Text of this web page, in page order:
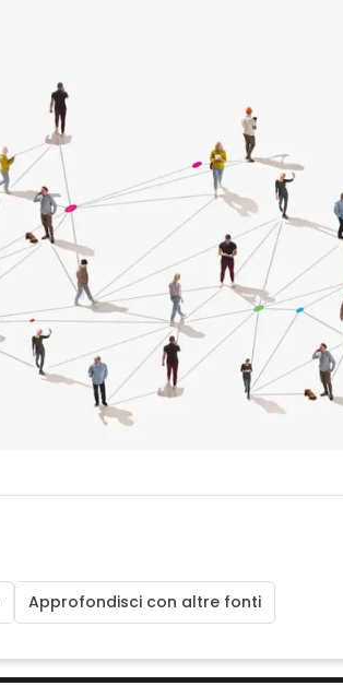
Approfondisci con altre fonti